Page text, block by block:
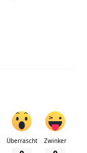
Überrascht Zwinker